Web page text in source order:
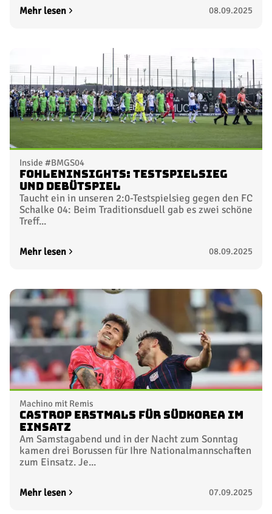
Mehr lesen 08.09.2025
Inside #BMGS04
FohlenInsights: Testspielsieg
und Debütspiel
Taucht ein in unseren 2:0-Testspielsieg gegen den FC
Schalke 04: Beim Traditionsduell gab es zwei schöne
Treff...
Mehr lesen 08.09.2025
Machino mit Remis
Castrop erstmals für Südkorea im
Einsatz
Am Samstagabend und in der Nacht zum Sonntag
kamen drei Borussen für Ihre Nationalmannschaften
zum Einsatz. Je...
Mehr lesen 07.09.2025